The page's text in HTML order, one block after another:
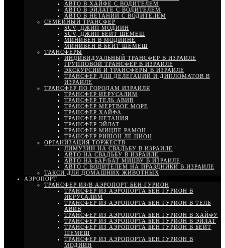
АВТО В ХАЙФЕ С ВОДИТЕЛЕМ
АВТО В ЭЙЛАТЕ С ВОДИТЕЛЕМ
АВТО В НЕТАНИИ С ВОДИТЕЛЕМ
СЕМЕЙНЫЙ ТРАНСФЕР
SUV, ДЖИП МОДИИН
SUV, ДЖИП БЕЙТ ШЕМЕШ
МИНИВЕН В МОДИИНЕ
МИНИВЕН В БЕЙТ ШЕМЕШ
ТРАНСФЕРЫ
ИНДИВИДУАЛЬНЫЙ ТРАНСФЕР В ИЗРАИЛЕ
ГРУППОВОЙ ТРАНСФЕР В ИЗРАИЛЕ
ЭКСКУРСИИ И ТРАНСФЕРЫ В ИЗРАИЛЕ
ТРАНСФЕР ДЛЯ ДЕЛЕГАЦИЙ И ДИПЛОМАТОВ В
ИЗРАИЛЕ
ТРАНСФЕР ПО ГОРОДАМ ИЗРАИЛЯ
ТРАНСФЕР ИЕРУСАЛИМ
ТРАНСФЕР ТЕЛЬ АВИВ
ТРАНСФЕР МЕРТВОЕ МОРЕ
ТРАНСФЕР ХАЙФА
ТРАНСФЕР НЕТАНИЯ
ТРАНСФЕР ЭЙЛАТ
ТРАНСФЕР МИЦПЕ РАМОН
ТРАНСФЕР РИШОН ЛЕ ЦИОН
ОРГАНИЗАЦИЯ ТОРЖЕСТВ
ЛИМУЗИН НА СВАДЬБУ В ИЗРАИЛЕ
АВТО НА СВАДЬБУ В ИЗРАИЛЕ
АВТО НА БАР/БАТ МИЦВУ В ИЗРАИЛЕ
АВТО С ВОДИТЕЛЕМ НА ПРАЗДНИКИ В ИЗРАИЛЕ
ТАКСИ ДЛЯ ДОМАШНИХ ЖИВОТНЫХ
АЭРОПОРТ
ТРАНСФЕР ИЗ/В АЭРОПОРТ БЕН ГУРИОН
ТРАНСФЕР ИЗ АЭРОПОРТА БЕН ГУРИОН В
ИЕРУСАЛИМ
ТРАНСФЕР ИЗ АЭРОПОРТА БЕН ГУРИОН В ТЕЛЬ
АВИВ
ТРАНСФЕР ИЗ АЭРОПОРТА БЕН ГУРИОН В ХАЙФУ
ТРАНСФЕР ИЗ АЭРОПОРТА БЕН ГУРИОН В ЭЙЛАТ
ТРАНСФЕР ИЗ АЭРОПОРТА БЕН ГУРИОН В БЕЙТ
ШЕМЕШ
ТРАНСФЕР ИЗ АЭРОПОРТА БЕН ГУРИОН В
МОДИИН